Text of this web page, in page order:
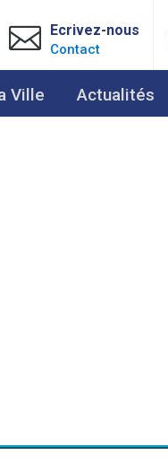
 Ecrivez-nous
Contact
Ville Actualités